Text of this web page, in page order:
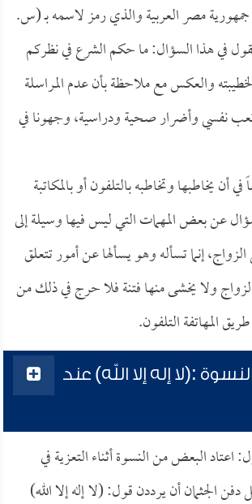
مصر العربية والذي رمز لاسمه بـ (س.
في هذا السؤال: ما حكم الشرع في نظركم
والعكس مع ملاحظة بأن عدم المراسلة
نفسي وأضرار صحية ودراسية، وجهونا في
أن يخاطبها وتخاطبه بالتلفون أو بالمكاتبة
عن بعض المهمات التي ليس فيها وسيلة إلى
إنما تسأله وهو يسألها عن أمور تتعلق
ولا يخشى منها فتنة فلا حرج في ذلك من
المهاتفة التلفون.
:(لا إله إلا الله) عند
اعتاد البعض من النسوة أثناء التعزية في
الجثمان أن يرددن قول: (لا إله إلا الله)